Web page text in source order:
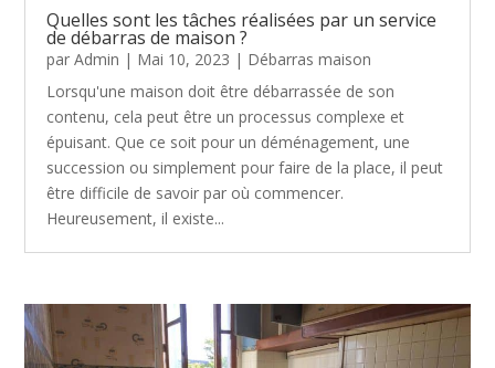
Quelles sont les tâches réalisées par un service
de débarras de maison ?
parAdmin | Mai 10, 2023 | Débarras maison
Lorsqu'une maison doit être débarrassée de son
contenu, cela peut être un processus complexe et
épuisant. Que ce soit pour un déménagement, une
succession ou simplement pour faire de la place, il peut
être difficile de savoir par où commencer.
Heureusement, il existe...